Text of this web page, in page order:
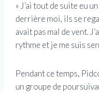
« J’ai tout de suite eu
derrière moi, ils se
avait pas mal de vent.
rythme et je me suis
Pendant ce temps,
un groupe de